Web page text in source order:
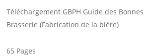
Téléchargement GBPH Guide des Bonnes
Brasserie (Fabrication de la bière)
65 Pages